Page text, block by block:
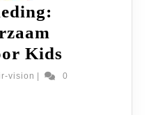
Kids
vision fair-
0